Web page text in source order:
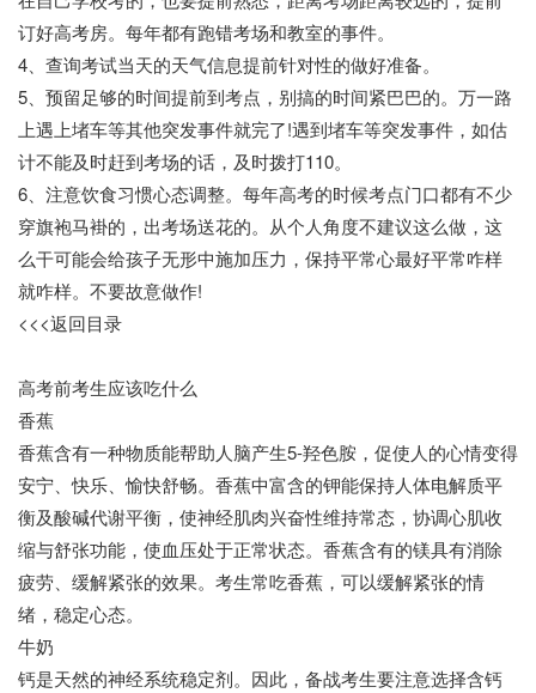
订好高考房。每年都有跑错考场和教室的事件。
4、查询考试当天的天气信息提前针对性的做好准备。
5、预留足够的时间提前到考点，别搞的时间紧巴巴的。万一路
上遇上堵车等其他突发事件就完了!遇到堵车等突发事件，如估
计不能及时赶到考场的话，及时拨打110。
6、注意饮食习惯心态调整。每年高考的时候考点门口都有不少
穿旗袍马褂的，出考场送花的。从个人角度不建议这么做，这
么干可能会给孩子无形中施加压力，保持平常心最好平常咋样
就咋样。不要故意做作!
<<<返回目录
高考前考生应该吃什么
香蕉
香蕉含有一种物质能帮助人脑产生5-羟色胺，促使人的心情变得
安宁、快乐、愉快舒畅。香蕉中富含的钾能保持人体电解质平
衡及酸碱代谢平衡，使神经肌肉兴奋性维持常态，协调心肌收
缩与舒张功能，使血压处于正常状态。香蕉含有的镁具有消除
疲劳、缓解紧张的效果。考生常吃香蕉，可以缓解紧张的情
绪，稳定心态。
牛奶
钙是天然的神经系统稳定剂。因此，备战考生要注意选择含钙